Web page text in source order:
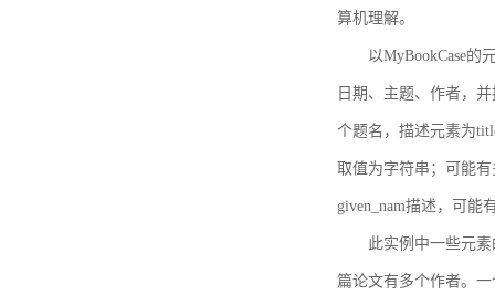
算机理解。
以MyBookCase的
日期、主题、作者，
个题名，描述元素为
取值为字符串；可能
given_nam描述，可能
此实例中一些元
篇论文有多个作者。